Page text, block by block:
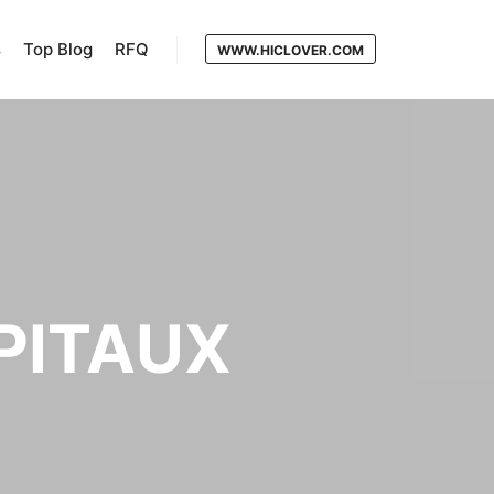
Top Blog RFQ WWW.HICLOVER.COM